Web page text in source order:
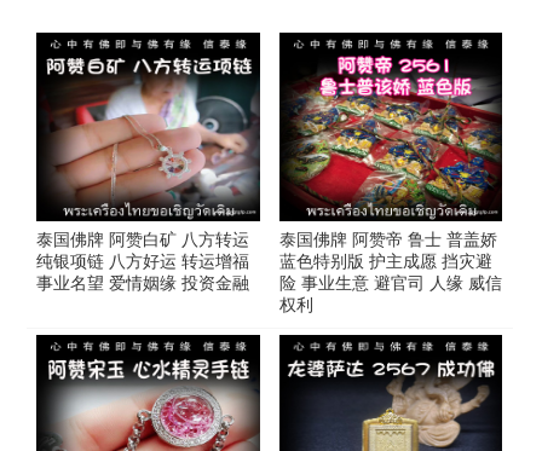
泰国佛牌 阿赞白矿 八方转运
纯银项链 八方好运 转运增福
事业名望 爱情姻缘 投资金融
泰国佛牌 阿赞帝 鲁士 普盖娇
蓝色特别版 护主成愿 挡灾避
险 事业生意 避官司 人缘 威信
权利